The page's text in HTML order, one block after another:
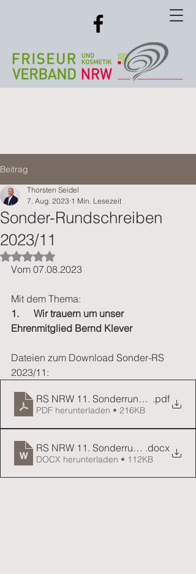
Beitrag
Sonder-Rundschreiben
2023/11
Thorsten Seidel
7. Aug. 2023 1 Min. Lesezeit
Mit NaN von 5 Sternen bewertet.
Vom 07.08.2023
Mit dem Thema:
1.      Wir trauern um unser
Ehrenmitglied Bernd Klever
Dateien zum Download Sonder-RS
2023/11:
RS NRW 11. Sonderrundschreiben
.pdf
PDF herunterladen • 216KB
RS NRW 11. Sonderrundschreiben
.docx
DOCX herunterladen • 112KB